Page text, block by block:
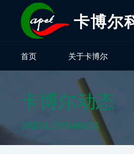
卡博尔
首页 关于卡博尔
卡博尔动态
CABOL DYNAMICS